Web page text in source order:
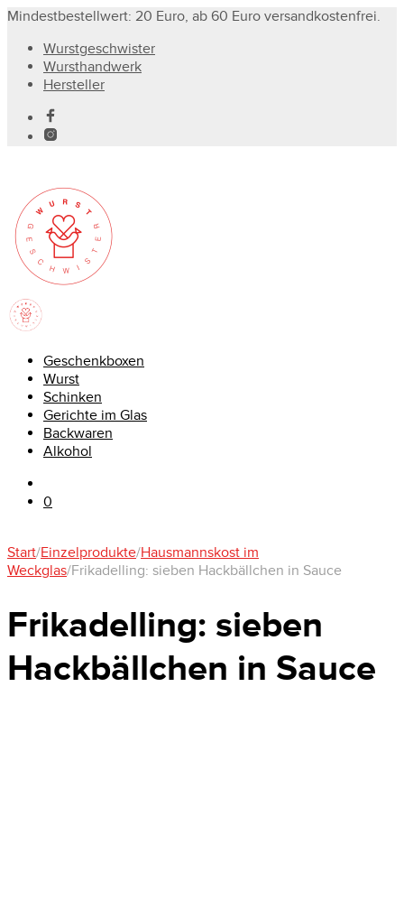
Mindestbestellwert: 20 Euro, ab 60 Euro versandkostenfrei.
Wurstgeschwister
Wursthandwerk
Hersteller
Geschenkboxen
Wurst
Schinken
Gerichte im Glas
Backwaren
Alkohol
0
Start/Einzelprodukte/Hausmannskost im
Weckglas/Frikadelling: sieben Hackbällchen in Sauce
Frikadelling: sieben
Hackbällchen in Sauce